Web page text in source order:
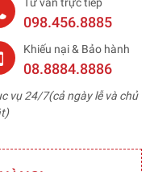
098.456.8885
Khiếu nại & Bảo hành
08.8884.8886
vụ 24/7(cả ngày lễ và chủ